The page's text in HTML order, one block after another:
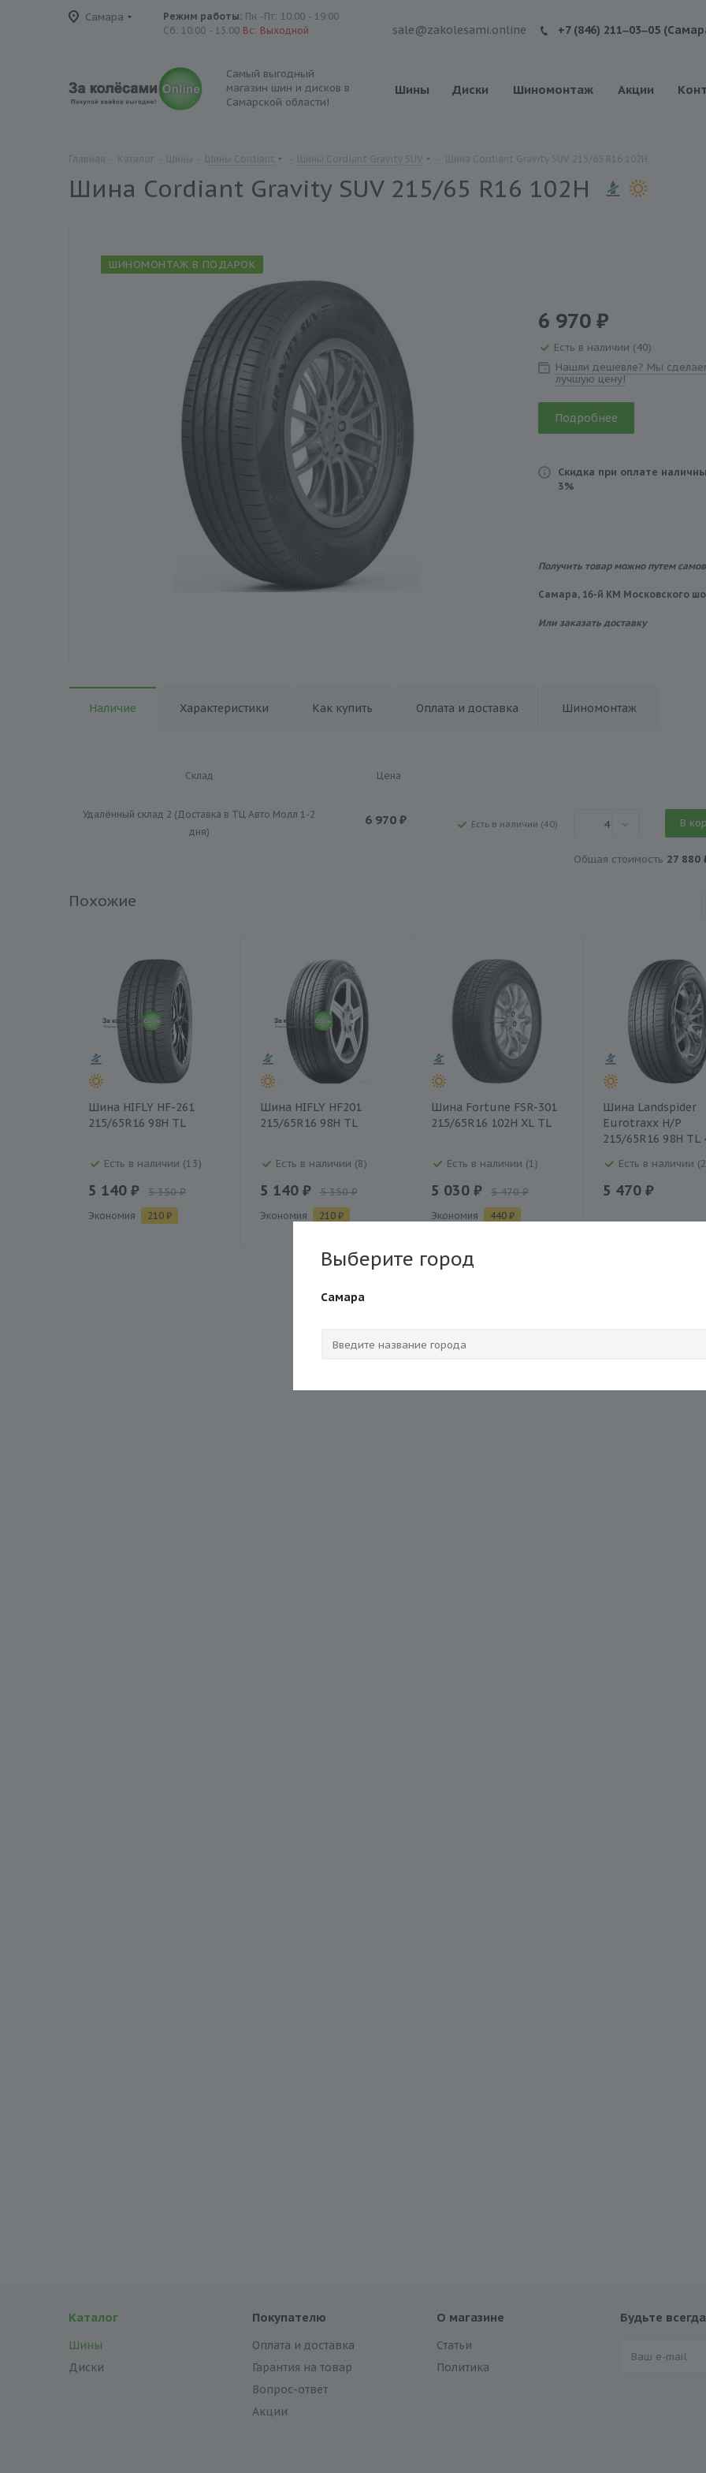
Самара Режим работы: Пн -Пт: 10:00 - 19:00
Сб: 10:00 - 15:00 Вс: Выходной sale@zakolesami.online +7 (846) 211‒03‒05
Самый выгодный
магазин шин и дисков в
Самарской области!
Шины Диски Шиномонтаж Акции
Шина Cordiant Gravity SUV 215/65 R16 102H
ШИНОМОНТАЖ В ПОДАРОК
6 970 ₽
Есть в наличии (40)
Нашли дешевле? Мы
лучшую цену!
Подробнее
Скидка при оплате
3%
Получить товар можно путем
Самара, 16-й КМ Московского
Или заказать доставку
Наличие Характеристики Как купить Оплата и доставка Шиномонтаж
Склад Цена
Удалённый склад 2 (Доставка в ТЦ Авто Молл 1-2
дня)
6 970 ₽ Есть в наличии (40) 4
Общая стоимость 27 880
В
Похожие
Шина HIFLY HF-261
215/65R16 98H TL
Есть в наличии (13)
5 140 ₽ 5 350 ₽
Экономия 210 ₽
Шина HIFLY HF201
215/65R16 98H TL
Есть в наличии (8)
5 140 ₽ 5 350 ₽
Экономия 210 ₽
Шина Fortune FSR-301
215/65R16 102H XL TL
Есть в наличии (1)
5 030 ₽ 5 470 ₽
Экономия 440 ₽
Шина Landspider
Eurotraxx H/P
215/65R16 98H TL
Есть в наличии
5 470 ₽
Каталог
Шины
Диски
Покупателю
Оплата и доставка
Гарантия на товар
Вопрос-ответ
Акции
О магазине
Статьи
Политика
Будьте
Выберите город
Самара